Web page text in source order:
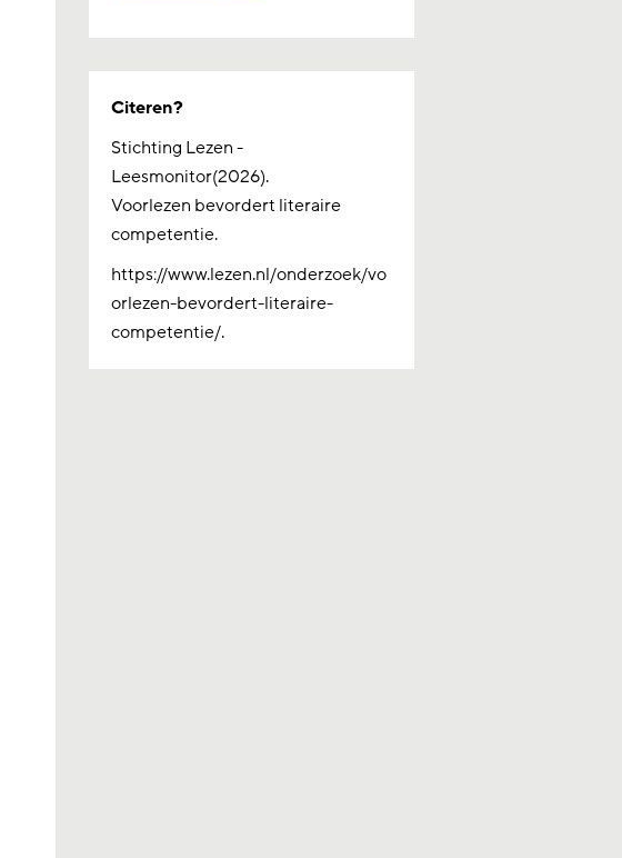
Citeren?
Stichting Lezen -
Leesmonitor(2026).
Voorlezen bevordert literaire
competentie.
https://www.lezen.nl/onderzoek/vo
orlezen-bevordert-literaire-
competentie/.